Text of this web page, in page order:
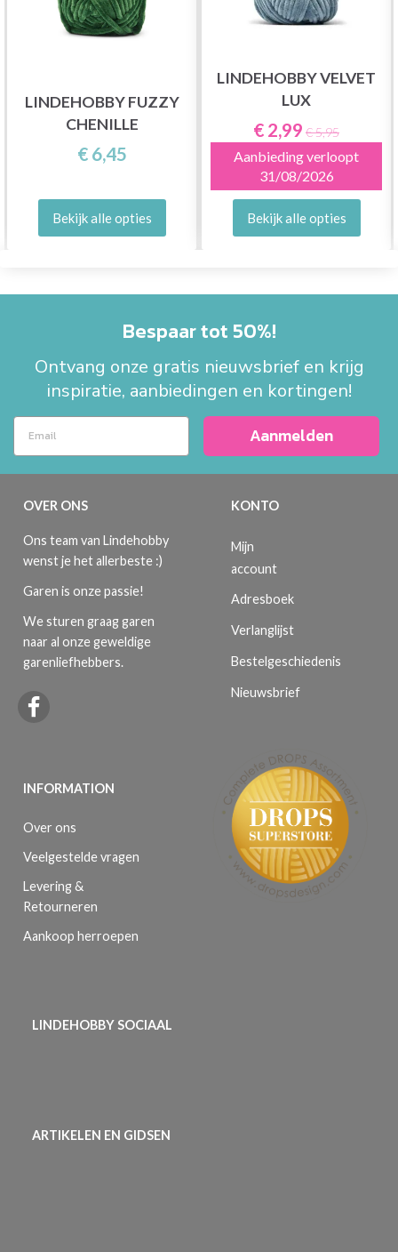
LINDEHOBBY FUZZY
CHENILLE
€ 6,45
Bekijk alle opties
LINDEHOBBY VELVET
LUX
€ 2,99 € 5,95
Aanbieding verloopt
31/08/2026
Bekijk alle opties
Bespaar tot 50%!
Ontvang onze gratis nieuwsbrief en krijg
inspiratie, aanbiedingen en kortingen!
Aanmelden
OVER ONS
Ons team van Lindehobby
wenst je het allerbeste :)
Garen is onze passie!
We sturen graag garen
naar al onze geweldige
garenliefhebbers.
INFORMATION
Over ons
Veelgestelde vragen
Levering &
Retourneren
Aankoop herroepen
KONTO
Mijn
account
Adresboek
Verlanglijst
Bestelgeschiedenis
Nieuwsbrief
LINDEHOBBY SOCIAAL
ARTIKELEN EN GIDSEN